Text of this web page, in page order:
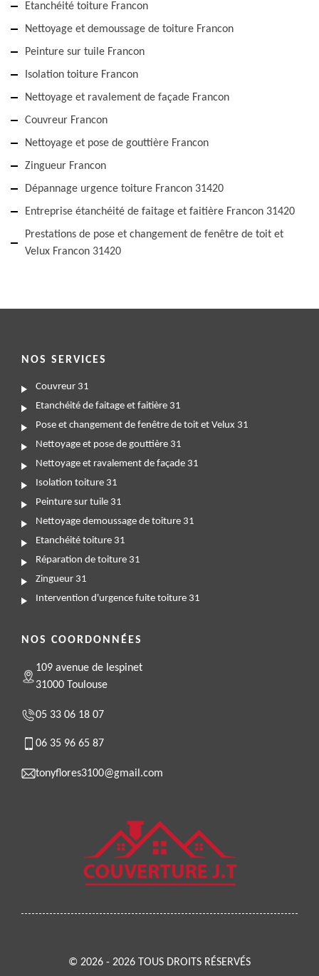
Etanchéité toiture Francon
Nettoyage et demoussage de toiture Francon
Peinture sur tuile Francon
Isolation toiture Francon
Nettoyage et ravalement de façade Francon
Couvreur Francon
Nettoyage et pose de gouttière Francon
Zingueur Francon
Dépannage urgence toiture Francon 31420
Entreprise étanchéité de faitage et faitière Francon 31420
Prestations de pose et changement de fenêtre de toit et
Velux Francon 31420
NOS SERVICES
Couvreur 31
Etanchéité de faitage et faitière 31
Pose et changement de fenêtre de toit et Velux 31
Nettoyage et pose de gouttière 31
Nettoyage et ravalement de façade 31
Isolation toiture 31
Peinture sur tuile 31
Nettoyage demoussage de toiture 31
Etanchéité toiture 31
Réparation de toiture 31
Zingueur 31
Intervention d'urgence fuite toiture 31
NOS COORDONNÉES
109 avenue de lespinet
31000 Toulouse
05 33 06 18 07
06 35 96 65 87
tonyflores3100@gmail.com
© 2026 - 2026 TOUS DROITS RÉSERVÉS